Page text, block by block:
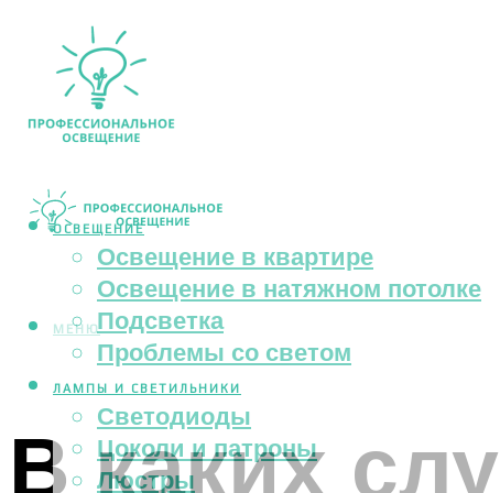
ОСВЕЩЕНИЕ
Освещение в квартире
Освещение в натяжном потолке
Подсветка
Проблемы со светом
ЛАМПЫ И СВЕТИЛЬНИКИ
Светодиоды
Цоколи и патроны
Люстры
МЕНЮ
В каких